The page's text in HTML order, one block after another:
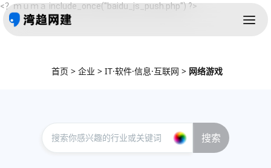
<？ｍｕｍａ include_once("baidu_js_push.php") ?>
首页 > 企业 > IT·软件·信息·互联网 > 网络游戏
搜索